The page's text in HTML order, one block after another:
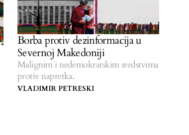
Borba protiv dezinformacija u
Severnoj Makedoniji
Malignim i nedemokratskim sredstvima
protiv napretka.
VLADIMIR PETRESKI